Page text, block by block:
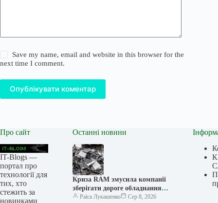
Save my name, email and website in this browser for the
next time I comment.
Опублікувати коментар
Про сайт
IT-Blogs —
портал про
технології для
тих, хто
стежить за
новинками
Останні новини
Криза RAM змусила компанії
зберігати дороге обладнання,
але екс-співробітник розкрив,
Раїса Лукашенко
Сер 8, 2026